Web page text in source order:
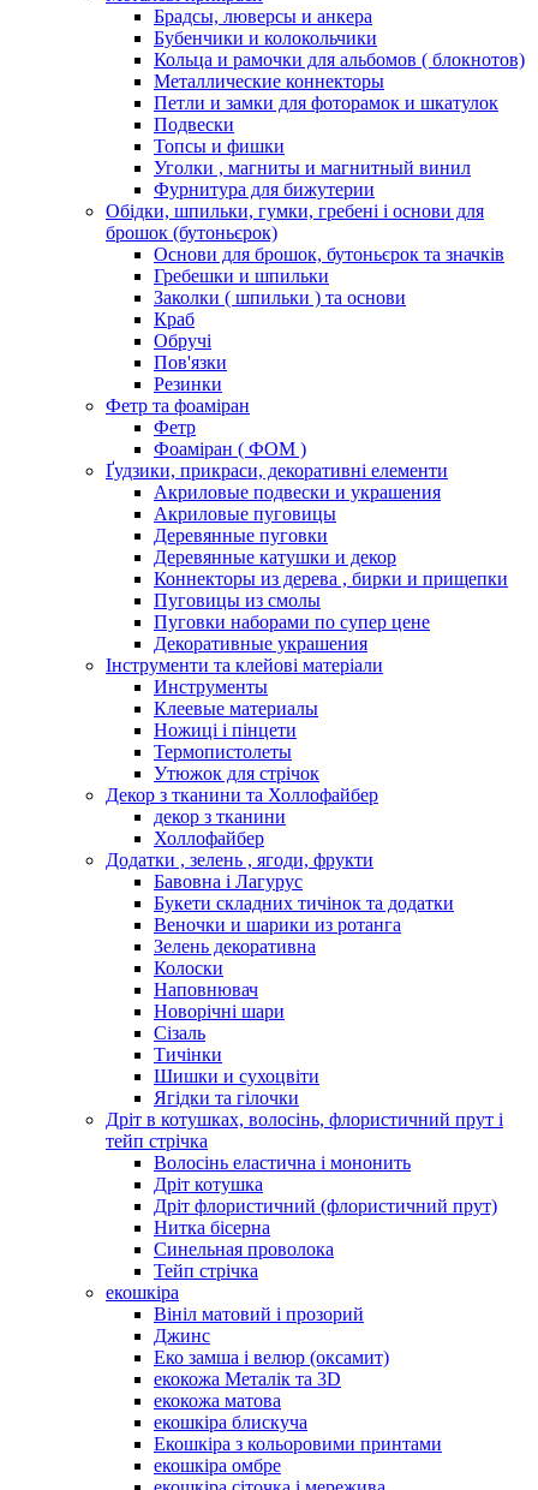
Брадсы, люверсы и анкера
Бубенчики и колокольчики
Кольца и рамочки для альбомов ( блокнотов)
Металлические коннекторы
Петли и замки для фоторамок и шкатулок
Подвески
Топсы и фишки
Уголки , магниты и магнитный винил
Фурнитура для бижутерии
Обідки, шпильки, гумки, гребені і основи для
брошок (бутоньєрок)
Основи для брошок, бутоньєрок та значків
Гребешки и шпильки
Заколки ( шпильки ) та основи
Краб
Обручі
Пов'язки
Резинки
Фетр та фоаміран
Фетр
Фоаміран ( ФОМ )
Ґудзики, прикраси, декоративні елементи
Акриловые подвески и украшения
Акриловые пуговицы
Деревянные пуговки
Деревянные катушки и декор
Коннекторы из дерева , бирки и прищепки
Пуговицы из смолы
Пуговки наборами по супер цене
Декоративные украшения
Інструменти та клейові матеріали
Инструменты
Клеевые материалы
Ножиці і пінцети
Термопистолеты
Утюжок для стрічок
Декор з тканини та Холлофайбер
декор з тканини
Холлофайбер
Додатки , зелень , ягоди, фрукти
Бавовна і Лагурус
Букети складних тичінок та додатки
Веночки и шарики из ротанга
Зелень декоративна
Колоски
Наповнювач
Новорічні шари
Сізаль
Тичінки
Шишки и сухоцвіти
Ягідки та гілочки
Дріт в котушках, волосінь, флористичний прут і
тейп стрічка
Волосінь еластична і мононить
Дріт котушка
Дріт флористичний (флористичний прут)
Нитка бісерна
Синельная проволока
Тейп стрічка
екошкіра
Вініл матовий і прозорий
Джинс
Еко замша і велюр (оксамит)
екокожа Металік та 3D
екокожа матова
екошкіра блискуча
Екошкіра з кольоровими принтами
екошкіра омбре